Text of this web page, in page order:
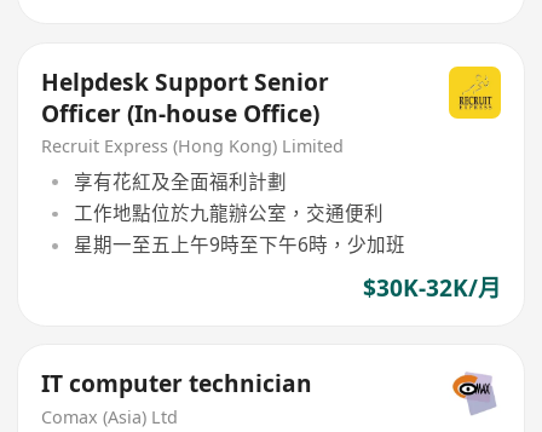
Helpdesk Support Senior
Officer (In-house Office)
Recruit Express (Hong Kong) Limited
享有花紅及全面福利計劃
工作地點位於九龍辦公室，交通便利
星期一至五上午9時至下午6時，少加班
$30K-32K/月
IT computer technician
Comax (Asia) Ltd